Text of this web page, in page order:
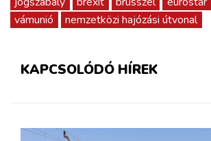
vámunió
nemzetközi hajózási útvonal
KAPCSOLÓDÓ HÍREK